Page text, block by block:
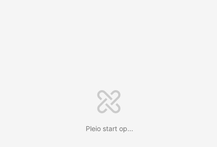
Pleio start op...